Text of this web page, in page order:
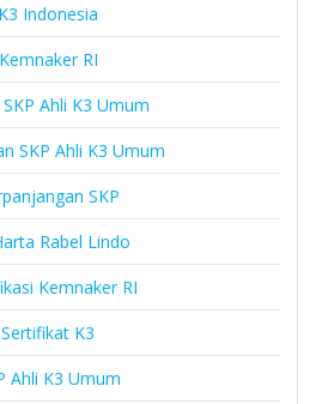
K3 Indonesia
Kemnaker RI
Ahli K3 Umum
SKP Ahli K3 Umum
SKP
Rabel Lindo
Kemnaker RI
Sertifikat K3
Ahli K3 Umum